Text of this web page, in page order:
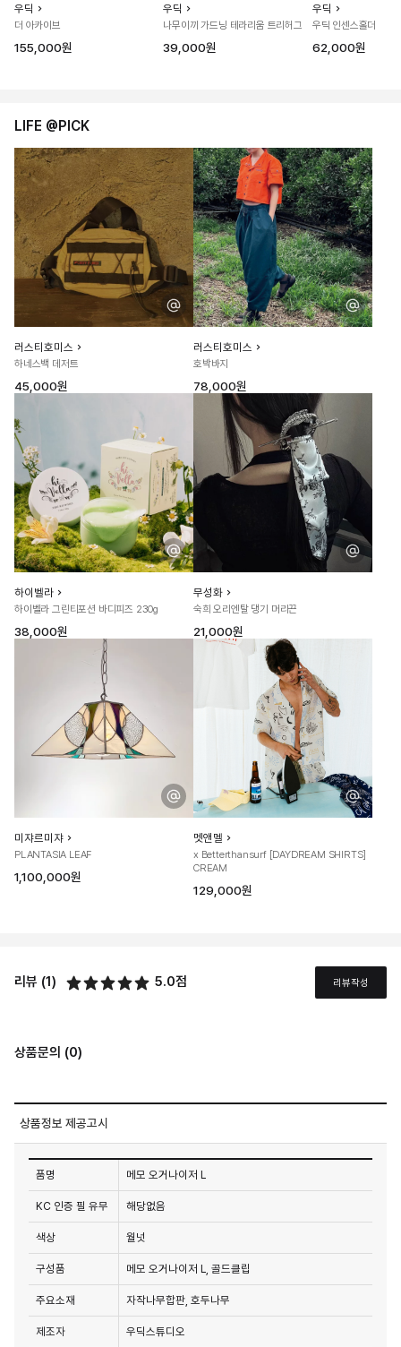
우딕
더 아카이브
155,000원
우딕
나무이끼 가드닝 테라리움 트리허그
39,000원
우딕
우딕 인센스홀더
62,000원
LIFE @PICK
러스티호미스
하네스백 데저트
45,000원
러스티호미스
호박바지
78,000원
하이벨라
하이벨라 그린티포션 바디피즈 230g
38,000원
무성화
숙희 오리엔탈 댕기 머리끈
21,000원
미쟈르미쟈
PLANTASIA LEAF
1,100,000원
멧앤멜
x Betterthansurf [DAYDREAM SHIRTS]
CREAM
129,000원
리뷰 (1) 5.0점 리뷰작성
상품문의 (0)
상품정보 제공고시
품명 메모 오거나이저 L
KC 인증 필 유무 해당없음
색상 월넛
구성품 메모 오거나이저 L, 골드클립
주요소재 자작나무합판, 호두나무
제조자 우딕스튜디오